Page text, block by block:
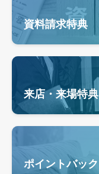
資料請求特典
来店・来場特典
ポイントバック